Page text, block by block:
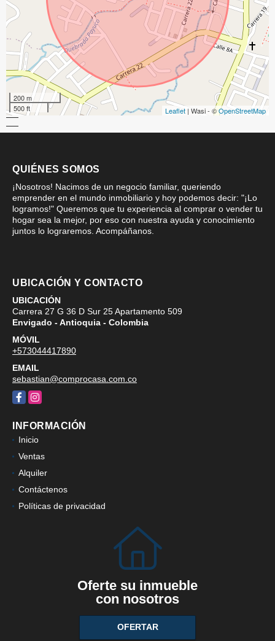
200 m
500 ft
Leaflet | Wasi - ©OpenStreetMap
QUIÉNES SOMOS
¡Nosotros! Nacimos de un negocio familiar, queriendo
emprender en el mundo inmobiliario y hoy podemos decir: "¡Lo
logramos!" Queremos que tu experiencia al comprar o vender tu
hogar sea la mejor, por eso con nuestra ayuda y conocimiento
juntos lo lograremos. Acompáñanos.
UBICACIÓN Y CONTACTO
UBICACIÓN
Carrera 27 G 36 D Sur 25 Apartamento 509
Envigado - Antioquia - Colombia
MÓVIL
+573044417890
EMAIL
sebastian@comprocasa.com.co
FacebookInstagram
INFORMACIÓN
Inicio
Ventas
Alquiler
Contáctenos
Políticas de privacidad
Oferte su inmueble
con nosotros
OFERTAR